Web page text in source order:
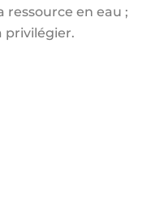
ressource en eau ;
privilégier.